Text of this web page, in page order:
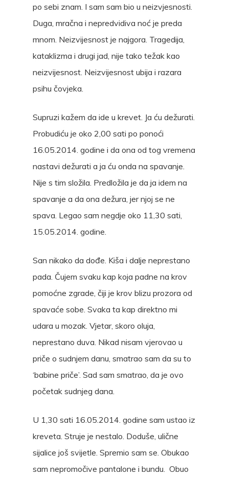
po sebi znam. I sam sam bio u neizvjesnosti.
Duga, mračna i nepredvidiva noć je preda
mnom. Neizvijesnost je najgora. Tragedija,
kataklizma i drugi jad, nije tako težak kao
neizvijesnost. Neizvijesnost ubija i razara
psihu čovjeka.
Supruzi kažem da ide u krevet. Ja ću dežurati.
Probudiću je oko 2,00 sati po ponoći
16.05.2014. godine i da ona od tog vremena
nastavi dežurati a ja ću onda na spavanje.
Nije s tim složila. Predložila je da ja idem na
spavanje a da ona dežura, jer njoj se ne
spava. Legao sam negdje oko 11,30 sati,
15.05.2014. godine.
San nikako da dođe. Kiša i dalje neprestano
pada. Čujem svaku kap koja padne na krov
pomoćne zgrade, čiji je krov blizu prozora od
spavaće sobe. Svaka ta kap direktno mi
udara u mozak. Vjetar, skoro oluja,
neprestano duva. Nikad nisam vjerovao u
priče o sudnjem danu, smatrao sam da su to
‘babine priče’. Sad sam smatrao, da je ovo
početak sudnjeg dana.
U 1,30 sati 16.05.2014. godine sam ustao iz
kreveta. Struje je nestalo. Doduše, ulične
sijalice još svijetle. Spremio sam se. Obukao
sam nepromočive pantalone i bundu. Obuo